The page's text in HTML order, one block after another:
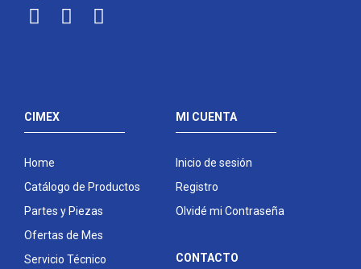
CIMEX
Home
Catálogo de Productos
Partes y Piezas
Ofertas de Mes
Servicio Técnico
MI CUENTA
Inicio de sesión
Registro
Olvidé mi Contraseña
CONTACTO